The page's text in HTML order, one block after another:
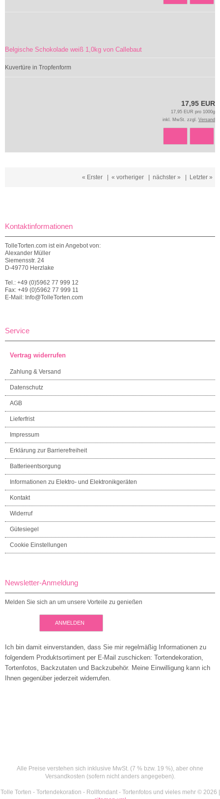
Belgische Schokolade weiß 1,0kg von Callebaut
Kuvertüre in Tropfenform
17,95 EUR
17,95 EUR pro 1000g
inkl. MwSt. zzgl. Versand
« Erster « vorheriger nächster » Letzter »
Kontaktinformationen
TolleTorten.com ist ein Angebot von:
Alexander Müller
Siemensstr. 24
D-49770 Herzlake
Tel.: +49 (0)5962 77 999 12
Fax: +49 (0)5962 77 999 11
E-Mail: Info@TolleTorten.com
Service
Vertrag widerrufen
Zahlung & Versand
Datenschutz
AGB
Lieferfrist
Impressum
Erklärung zur Barrierefreiheit
Batterieentsorgung
Informationen zu Elektro- und Elektronikgeräten
Kontakt
Widerruf
Gütesiegel
Cookie Einstellungen
Newsletter-Anmeldung
Melden Sie sich an um unsere Vorteile zu genießen
ANMELDEN
Ich bin damit einverstanden, dass Sie mir regelmäßig Informationen zu
folgendem Produktsortiment per E-Mail zuschicken: Tortendekoration,
Tortenfotos, Backzutaten und Backzubehör. Meine Einwilligung kann ich
Ihnen gegenüber jederzeit widerrufen.
Alle Preise verstehen sich inklusive MwSt. (7 % bzw. 19 %), aber ohne
Versandkosten (sofern nicht anders angegeben).
Tolle Torten - Tortendekoration - Rollfondant - Tortenfotos und vieles mehr © 2026 |